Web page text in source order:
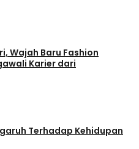
Wajah Baru Fashion
Karier dari
Terhadap Kehidupan